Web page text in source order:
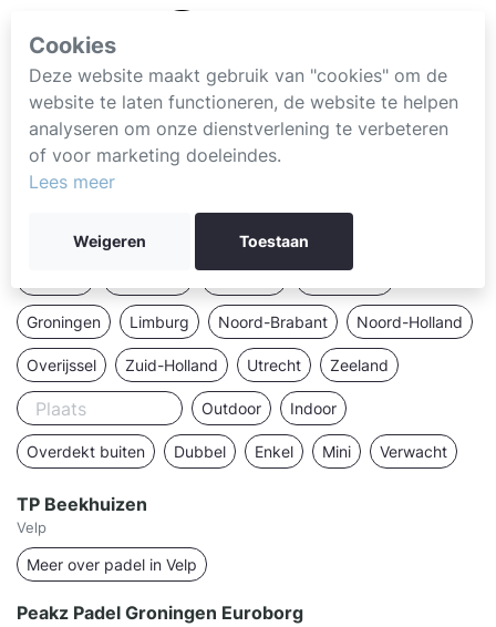
Cookies
Deze website maakt gebruik van "cookies" om de
website te laten functioneren, de website te helpen
analyseren om onze dienstverlening te verbeteren
of voor marketing doeleindes.
Lees meer
Weigeren Toestaan
Groningen Limburg Noord-Brabant Noord-Holland
Overijssel Zuid-Holland Utrecht Zeeland
Outdoor Indoor
Overdekt buiten Dubbel Enkel Mini Verwacht
TP Beekhuizen
Velp
Meer over padel in Velp
Peakz Padel Groningen Euroborg